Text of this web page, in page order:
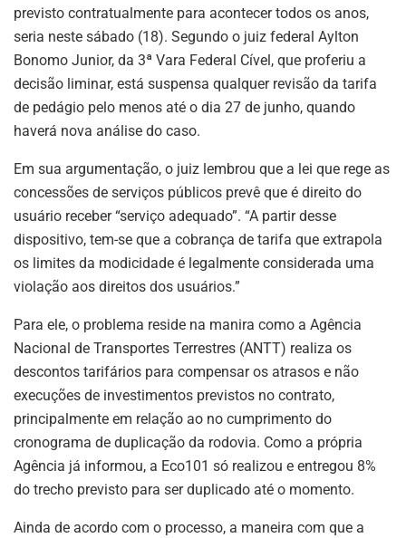
previsto contratualmente para acontecer todos os anos,
seria neste sábado (18). Segundo o juiz federal Aylton
Bonomo Junior, da 3ª Vara Federal Cível, que proferiu a
decisão liminar, está suspensa qualquer revisão da tarifa
de pedágio pelo menos até o dia 27 de junho, quando
haverá nova análise do caso.
Em sua argumentação, o juiz lembrou que a lei que rege as
concessões de serviços públicos prevê que é direito do
usuário receber “serviço adequado”. “A partir desse
dispositivo, tem-se que a cobrança de tarifa que extrapola
os limites da modicidade é legalmente considerada uma
violação aos direitos dos usuários.”
Para ele, o problema reside na manira como a Agência
Nacional de Transportes Terrestres (ANTT) realiza os
descontos tarifários para compensar os atrasos e não
execuções de investimentos previstos no contrato,
principalmente em relação ao no cumprimento do
cronograma de duplicação da rodovia. Como a própria
Agência já informou, a Eco101 só realizou e entregou 8%
do trecho previsto para ser duplicado até o momento.
Ainda de acordo com o processo, a maneira com que a